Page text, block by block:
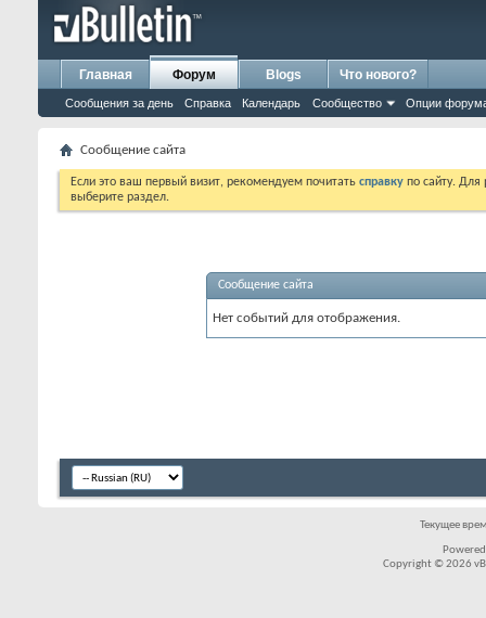
Главная Форум
Сообщения за день Справка Календарь Сообщество Опции
Blogs Что нового?
Сообщение сайта
Если это ваш первый визит, рекомендуем почитать справку по сайту.
выберите раздел.
Сообщение сайта
Нет событий для отображения.
Текущее
Copyright © 2026